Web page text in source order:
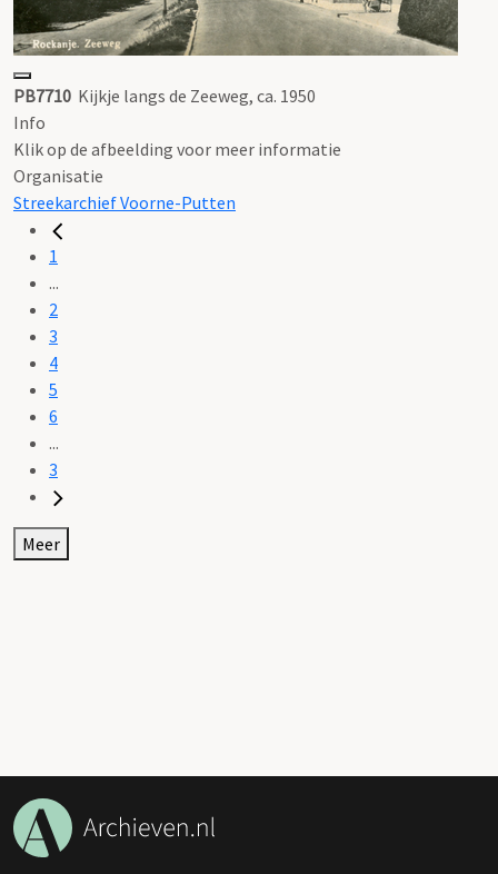
PB7710 Kijkje langs de Zeeweg, ca. 1950
Info
Klik op de afbeelding voor meer informatie
Organisatie
Streekarchief Voorne-Putten
1
...
2
3
4
5
6
...
3
Meer